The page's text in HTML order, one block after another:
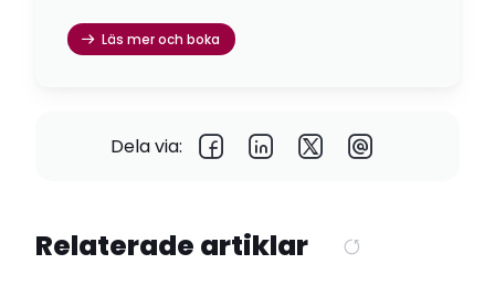
Läs mer och boka
Dela via:
Relaterade artiklar